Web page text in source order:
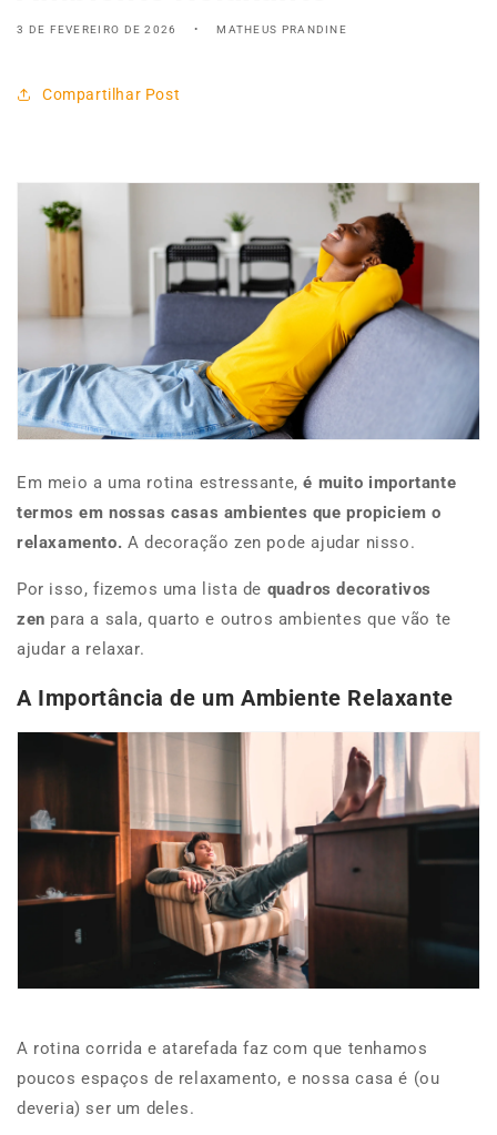
3 DE FEVEREIRO DE 2026 MATHEUS PRANDINE
Compartilhar Post
Em meio a uma rotina estressante,é muito importante
termos em nossas casas ambientes que propiciem o
relaxamento. A decoração zen pode ajudar nisso.
Por isso, fizemos uma lista de quadros decorativos
zen para a sala, quarto e outros ambientes que vão te
ajudar a relaxar.
A Importância de um Ambiente Relaxante
A rotina corrida e atarefada faz com que tenhamos
poucos espaços de relaxamento, e nossa casa é (ou
deveria) ser um deles.